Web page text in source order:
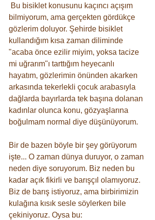
bilmiyorum, ama gerçekten gördükçe
gözlerim doluyor. Şehirde bisiklet
kullandığım kısa zaman diliminde
"acaba önce ezilir miyim, yoksa tacize
mi uğrarım"ı tarttığım heyecanlı
hayatım, gözlerimin önünden akarken
arkasında tekerlekli çocuk arabasıyla
dağlarda bayırlarda tek başına dolanan
kadınlar olunca konu, gözyaşlarına
boğulmam normal diye düşünüyorum.
Bir de bazen böyle bir şey görüyorum
işte... O zaman dünya duruyor, o zaman
neden diye soruyorum. Biz neden bu
kadar açık fikirli ve barışçıl olamıyoruz.
Biz de barış istiyoruz, ama birbirimizin
kulağına kısık sesle söylerken bile
çekiniyoruz. Oysa bu: